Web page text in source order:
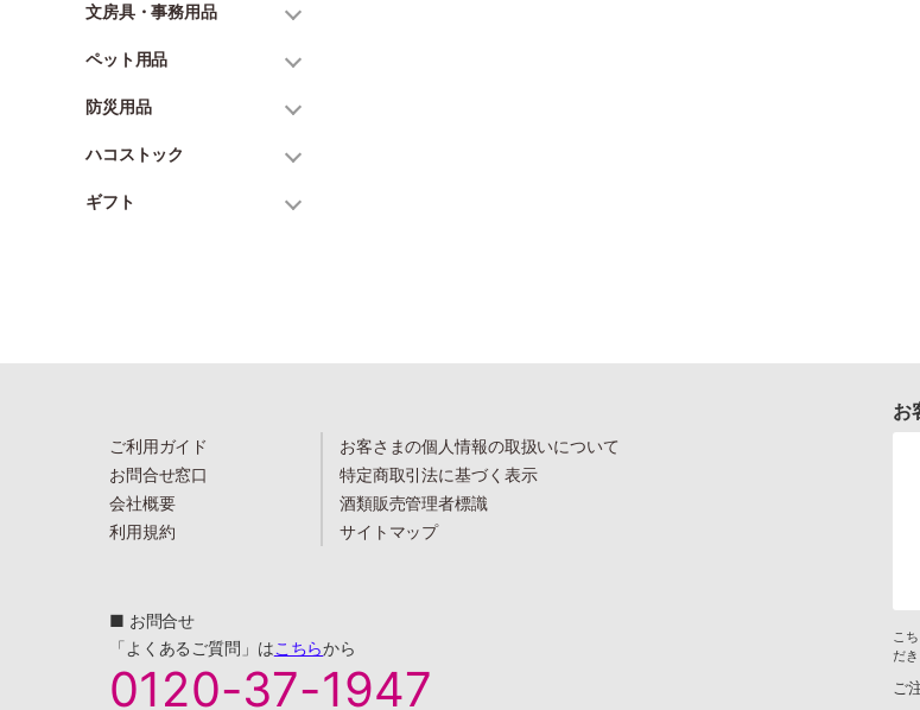
文房具・事務用品
ペット用品
防災用品
ハコストック
ギフト
ご利用ガイド
お問合せ窓口
会社概要
利用規約
お客さまの個人情報の取扱いについて
特定商取引法に基づく表示
酒類販売管理者標識
サイトマップ
■ お問合せ
「よくあるご質問」はこちらから
0120-37-1947
お
こ
だ
ご